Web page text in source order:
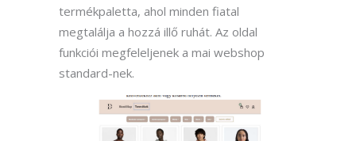
termékpaletta, ahol minden fiatal
megtalálja a hozzá illő ruhát. Az oldal
funkciói megfeleljenek a mai webshop
standard-nek.